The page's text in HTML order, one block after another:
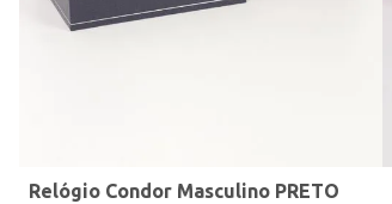
Relógio Condor Masculino PRETO